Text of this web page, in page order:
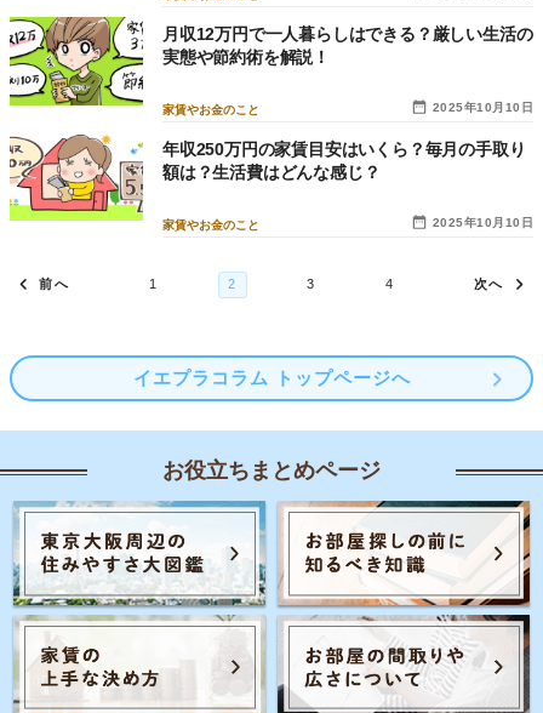
2025年10月10日
家賃やお金のこと
月収12万円で一人暮らしはできる？厳しい生活の
実態や節約術を解説！
2025年10月10日
家賃やお金のこと
年収250万円の家賃目安はいくら？毎月の手取り
額は？生活費はどんな感じ？
イエプラコラム トップページへ
お役立ちまとめページ